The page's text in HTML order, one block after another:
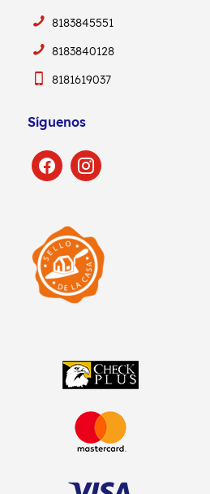
8183845551
8183840128
8181619037
Síguenos